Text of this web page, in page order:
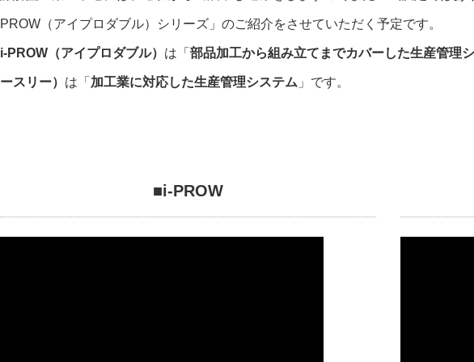
PROW（アイプロダブル）シリーズ 」のご紹介をさせていただく予定です。
i-PROW（アイプロダブル） は「 部品加工から組み立てまでカバーした生産管理
ースリー） は「 加工業に対応した生産管理システム 」です。
■i-PROW